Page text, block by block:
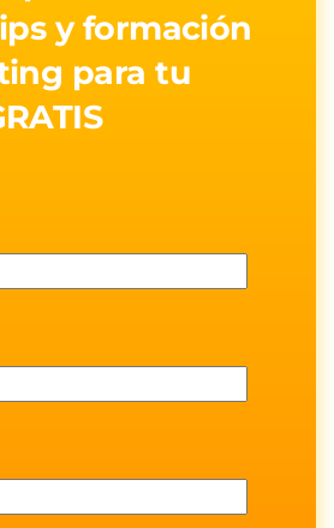
y formación
para tu